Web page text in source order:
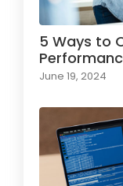
5 Ways to
June 19, 2024